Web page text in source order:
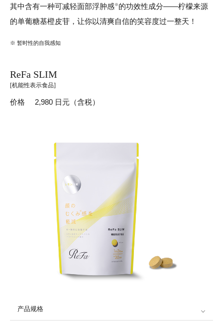
其中含有一种可减轻面部浮肿感※ 的功效性成分——柠檬来源
的单葡糖基橙皮苷，让你以清爽自信的笑容度过一整天！
※ 暂时性的自我感知
ReFa SLIM
[机能性表示食品]
价格 2,980 日元（含税）
产品规格